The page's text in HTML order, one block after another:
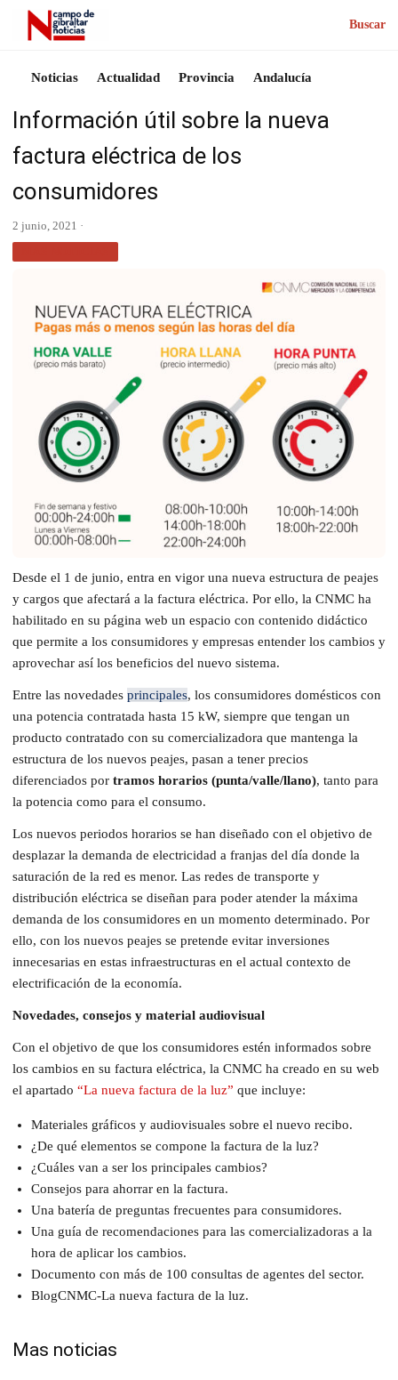
Buscar
Noticias Actualidad Provincia Andalucía
Información útil sobre la nueva
factura eléctrica de los
consumidores
2 junio, 2021 ·
Desde el 1 de junio, entra en vigor una nueva estructura de peajes
y cargos que afectará a la factura eléctrica. Por ello, la CNMC ha
habilitado en su página web un espacio con contenido didáctico
que permite a los consumidores y empresas entender los cambios y
aprovechar así los beneficios del nuevo sistema.
Entre las novedades principales, los consumidores domésticos con
una potencia contratada hasta 15 kW, siempre que tengan un
producto contratado con su comercializadora que mantenga la
estructura de los nuevos peajes, pasan a tener precios
diferenciados por tramos horarios (punta/valle/llano), tanto para
la potencia como para el consumo.
Los nuevos periodos horarios se han diseñado con el objetivo de
desplazar la demanda de electricidad a franjas del día donde la
saturación de la red es menor. Las redes de transporte y
distribución eléctrica se diseñan para poder atender la máxima
demanda de los consumidores en un momento determinado. Por
ello, con los nuevos peajes se pretende evitar inversiones
innecesarias en estas infraestructuras en el actual contexto de
electrificación de la economía.
Novedades, consejos y material audiovisual
Con el objetivo de que los consumidores estén informados sobre
los cambios en su factura eléctrica, la CNMC ha creado en su web
el apartado “La nueva factura de la luz” que incluye:
Materiales gráficos y audiovisuales sobre el nuevo recibo.
¿De qué elementos se compone la factura de la luz?
¿Cuáles van a ser los principales cambios?
Consejos para ahorrar en la factura.
Una batería de preguntas frecuentes para consumidores.
Una guía de recomendaciones para las comercializadoras a la
hora de aplicar los cambios.
Documento con más de 100 consultas de agentes del sector.
BlogCNMC-La nueva factura de la luz.
Mas noticias